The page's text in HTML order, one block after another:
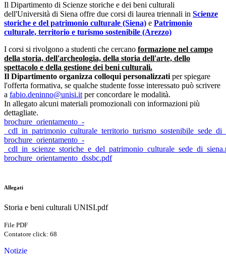
Il Dipartimento di Scienze storiche e dei beni culturali
dell'Università di Siena offre due corsi di laurea triennali in Scienze
storiche e del patrimonio culturale (Siena) e Patrimonio
culturale, territorio e turismo sostenibile (Arezzo)
I corsi si rivolgono a studenti che cercano formazione nel campo
della storia, dell'archeologia, della storia dell'arte, dello
spettacolo e della gestione dei beni culturali.
Il Dipartimento organizza colloqui personalizzati per spiegare
l'offerta formativa, se qualche studente fosse interessato può scrivere
a fabio.deninno@unisi.it per concordare le modalità.
In allegato alcuni materiali promozionali con informazioni più
dettagliate.
brochure_orientamento_-
brochure_orientamento_-
brochure_orientamento_dssbc.pdf
Allegati
Storia e beni culturali UNISI.pdf
File PDF
Contatore click: 68
Notizie